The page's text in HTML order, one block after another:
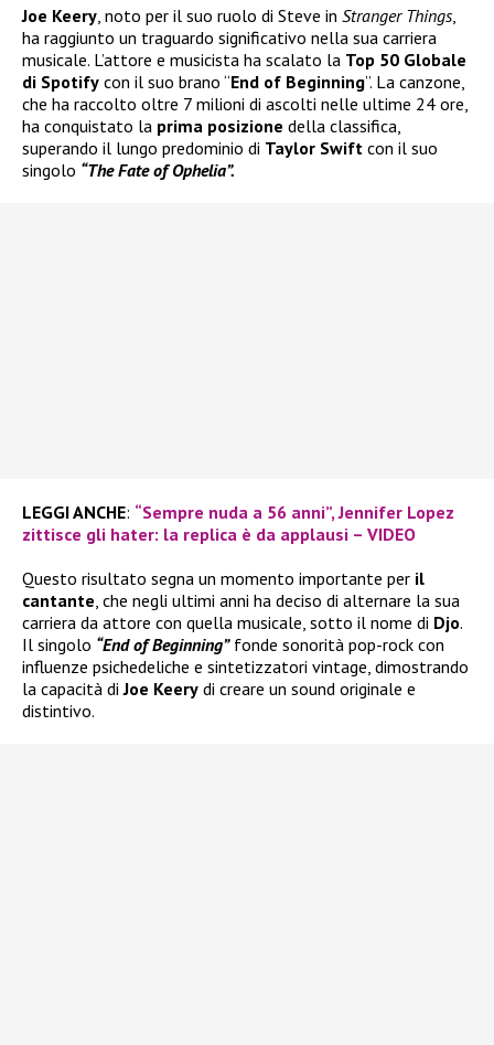
Joe Keery , noto per il suo ruolo di Steve in Stranger Things,
ha raggiunto un traguardo significativo nella sua carriera
musicale. L’attore e musicista ha scalato la Top 50 Globale
di Spotify con il suo brano “End of Beginning”. La canzone,
che ha raccolto oltre 7 milioni di ascolti nelle ultime 24 ore,
ha conquistato la prima posizione della classifica,
superando il lungo predominio di Taylor Swift con il suo
singolo “The Fate of Ophelia”.
LEGGI ANCHE: “Sempre nuda a 56 anni”, Jennifer Lopez
zittisce gli hater: la replica è da applausi – VIDEO
Questo risultato segna un momento importante per il
cantante , che negli ultimi anni ha deciso di alternare la sua
carriera da attore con quella musicale, sotto il nome di Djo.
Il singolo “End of Beginning”fonde sonorità pop-rock con
influenze psichedeliche e sintetizzatori vintage, dimostrando
la capacità diJoe Keery di creare un sound originale e
distintivo.